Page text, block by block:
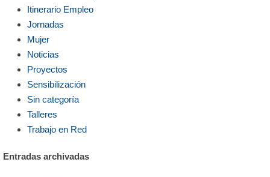
Itinerario Empleo
Jornadas
Mujer
Noticias
Proyectos
Sensibilización
Sin categoría
Talleres
Trabajo en Red
Entradas archivadas